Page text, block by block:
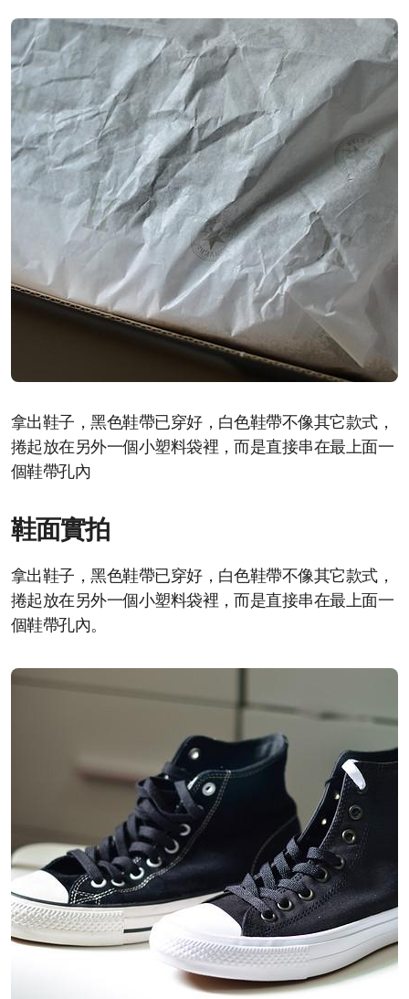
拿出鞋子，黑色鞋帶已穿好，白色鞋帶不像其它款式，
捲起放在另外一個小塑料袋裡，而是直接串在最上面一
個鞋帶孔內
鞋面實拍
拿出鞋子，黑色鞋帶已穿好，白色鞋帶不像其它款式，
捲起放在另外一個小塑料袋裡，而是直接串在最上面一
個鞋帶孔內。